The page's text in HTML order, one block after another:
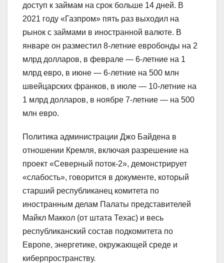
доступ к займам на срок больше 14 дней. В
2021 году «Газпром» пять раз выходил на
рынок с займами в иностранной валюте. В
январе он разместил 8-летние евробонды на 2
млрд долларов, в феврале — 6-летние на 1
млрд евро, в июне — 6-летние на 500 млн
швейцарских франков, в июле — 10-летние на
1 млрд долларов, в ноябре 7-летние — на 500
млн евро.
Политика администрации Джо Байдена в
отношении Кремля, включая разрешение на
проект «Северный поток-2», демонстрирует
«слабость», говорится в документе, который
старший республиканец комитета по
иностранным делам Палаты представителей
Майкл Маккол (от штата Техас) и весь
республиканский состав подкомитета по
Европе, энергетике, окружающей среде и
киберпространству.